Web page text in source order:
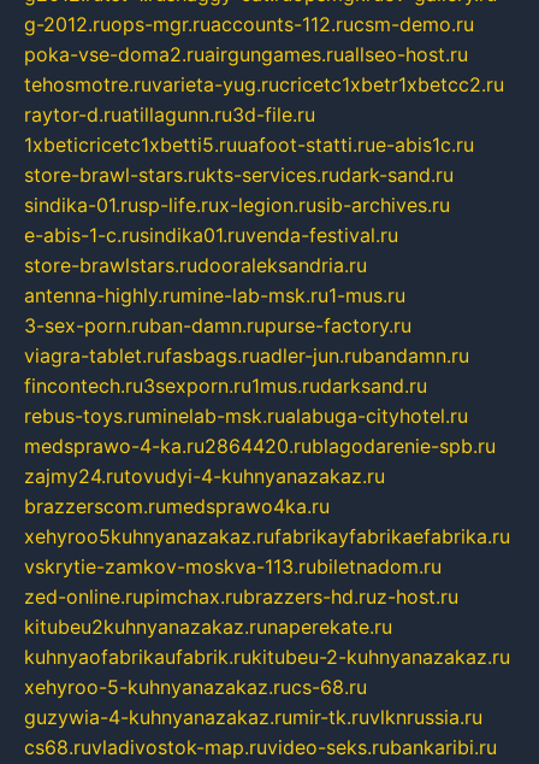
g-2012.ruops-mgr.ruaccounts-112.rucsm-demo.ru
poka-vse-doma2.ruairgungames.ruallseo-host.ru
tehosmotre.ruvarieta-yug.rucricetc1xbetr1xbetcc2.ru
raytor-d.ruatillagunn.ru3d-file.ru
1xbeticricetc1xbetti5.ruuafoot-statti.rue-abis1c.ru
store-brawl-stars.rukts-services.rudark-sand.ru
sindika-01.rusp-life.rux-legion.rusib-archives.ru
e-abis-1-c.rusindika01.ruvenda-festival.ru
store-brawlstars.rudooraleksandria.ru
antenna-highly.rumine-lab-msk.ru1-mus.ru
3-sex-porn.ruban-damn.rupurse-factory.ru
viagra-tablet.rufasbags.ruadler-jun.rubandamn.ru
fincontech.ru3sexporn.ru1mus.rudarksand.ru
rebus-toys.ruminelab-msk.rualabuga-cityhotel.ru
medsprawo-4-ka.ru2864420.rublagodarenie-spb.ru
zajmy24.rutovudyi-4-kuhnyanazakaz.ru
brazzerscom.rumedsprawo4ka.ru
xehyroo5kuhnyanazakaz.rufabrikayfabrikaefabrika.ru
vskrytie-zamkov-moskva-113.rubiletnadom.ru
zed-online.rupimchax.rubrazzers-hd.ruz-host.ru
kitubeu2kuhnyanazakaz.runaperekate.ru
kuhnyaofabrikaufabrik.rukitubeu-2-kuhnyanazakaz.ru
xehyroo-5-kuhnyanazakaz.rucs-68.ru
guzywia-4-kuhnyanazakaz.rumir-tk.ruvlknrussia.ru
cs68.ruvladivostok-map.ruvideo-seks.rubankaribi.ru